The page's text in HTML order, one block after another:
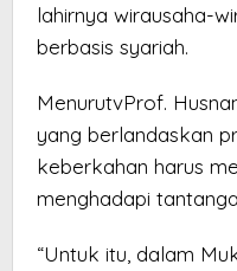
lahirnya wirausaha-
berbasis syariah.
MenurutvProf.
yang berlandaskan
keberkahan harus
menghadapi
“Untuk itu, dalam